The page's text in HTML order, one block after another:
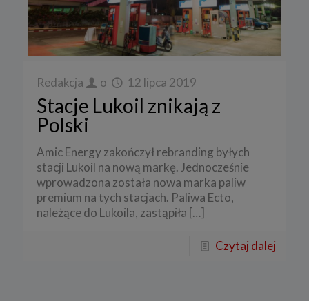
Redakcja o 12 lipca 2019
Stacje Lukoil znikają z
Polski
Amic Energy zakończył rebranding byłych
stacji Lukoil na nową markę. Jednocześnie
wprowadzona została nowa marka paliw
premium na tych stacjach. Paliwa Ecto,
należące do Lukoila, zastąpiła […]
Czytaj dalej